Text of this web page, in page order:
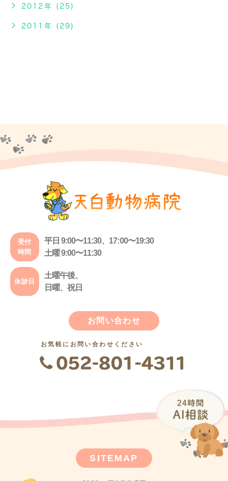
2012年 (25)
2011年 (29)
受付
時間
平日 9:00〜11:30、17:00〜19:30
土曜 9:00〜11:30
休診日
土曜午後、
日曜、祝日
お問い合わせ
お気軽にお問い合わせください
SITEMAP